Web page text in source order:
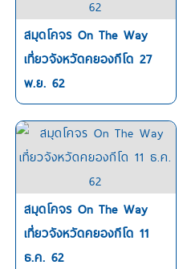
สมุดโคจร On The Way
เที่ยวจังหวัดคยองกีโด 27
พ.ย. 62
สมุดโคจร On The Way
เที่ยวจังหวัดคยองกีโด 11
ธ.ค. 62